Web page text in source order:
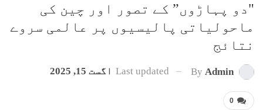
"دو پہاڑوں” کے تصور اور چین کی
ماحولیاتی پالیسیوں پر عالمی سروے
نتائج
By Admin
Last updated اگست 15, 2025
0